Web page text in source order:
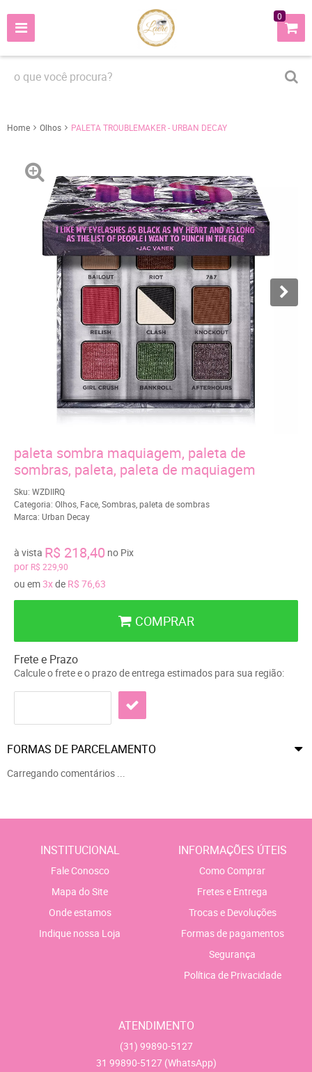
0
Home Olhos PALETA TROUBLEMAKER - URBAN DECAY
paleta sombra maquiagem, paleta de
sombras, paleta, paleta de maquiagem
Sku: WZDIIRQ
Categoria: Olhos Face Sombras paleta de sombras
Marca: Urban Decay
por R$ 229,90
à vista R$ 218,40 no Pix
ou em3xde R$ 76,63
COMPRAR
Frete e Prazo
Calcule o frete e o prazo de entrega estimados para sua região:
FORMAS DE PARCELAMENTO
Carregando comentários ...
INSTITUCIONAL
Fale Conosco
Mapa do Site
Onde estamos
Indique nossa Loja
INFORMAÇÕES ÚTEIS
Como Comprar
Fretes e Entrega
Trocas e Devoluções
Formas de pagamentos
Segurança
Política de Privacidade
ATENDIMENTO
(31) 99890-5127
31 99890-5127 (WhatsApp)